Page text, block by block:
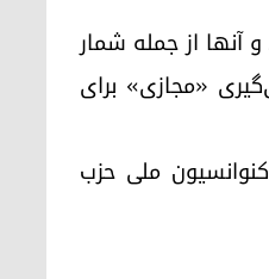
آنها از جمله شمار
«مجازی» برای
ملی حزب